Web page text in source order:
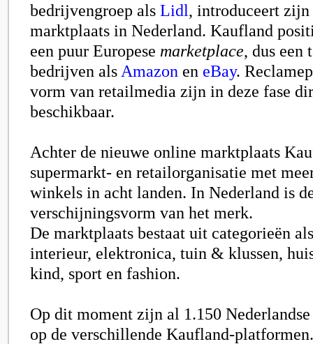
bedrijvengroep als Lidl, introduceert
marktplaats in Nederland. Kaufland
een puur Europese marketplace, dus een
bedrijven als Amazon en eBay.
vorm van retailmedia zijn in deze fase
beschikbaar.
Achter de nieuwe online marktplaats
supermarkt- en retailorganisatie met
winkels in acht landen. In Nederland is
verschijningsvorm van het merk.
De marktplaats bestaat uit categorieën
interieur, elektronica, tuin & klussen,
kind, sport en fashion.
Op dit moment zijn al 1.150
op de verschillende Kaufland-